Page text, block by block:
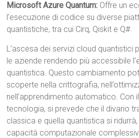
Microsoft Azure Quantum: Offre un
l’esecuzione di codice su diverse
quantistiche, tra cui Cirq, Qiskit e Q#.
L’ascesa dei servizi cloud quantistici
le aziende rendendo più accessibile
quantistica. Questo cambiamento
scoperte nella crittografia,
nell’apprendimento automatico. Con
tecnologia, si prevede che il divario
classica e quella quantistica si
capacità computazionale